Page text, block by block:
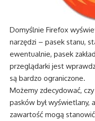
Domyślnie Firefox
narzędzi – pasek stanu,
ewentualnie, pasek
przeglądarki jest
są bardzo ograniczone.
Możemy zdecydować,
pasków był wyświetlany,
zawartość mogą